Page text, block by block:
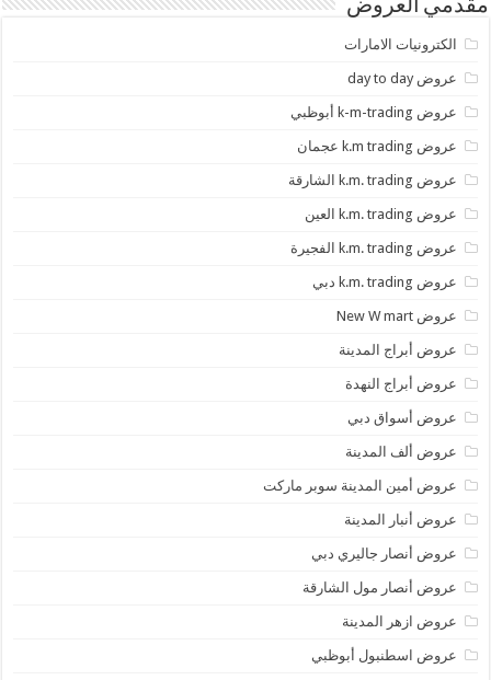
مقدمي العروض
الكترونيات الامارات
عروض day to day
عروض k-m-trading أبوظبي
عروض k.m trading عجمان
عروض k.m. trading الشارقة
عروض k.m. trading العين
عروض k.m. trading الفجيرة
عروض k.m. trading دبي
عروض New W mart
عروض أبراج المدينة
عروض أبراج النهدة
عروض أسواق دبي
عروض ألف المدينة
عروض أمين المدينة سوبر ماركت
عروض أنبار المدينة
عروض أنصار جاليري دبي
عروض أنصار مول الشارقة
عروض ازهر المدينة
عروض اسطنبول أبوظبي